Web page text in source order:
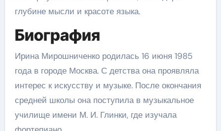
глубине мысли и красоте языка.
Биография
Ирина Мирошниченко родилась 16 июня 1985
года в городе Москва. С детства она проявляла
интерес к искусству и музыке. После окончания
средней школы она поступила в музыкальное
училище имени М. И. Глинки, где изучала